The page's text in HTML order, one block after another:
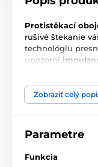
Protistěkací
rušivé štekanie
technológiu
upozorní
Reaguje na
Postupné
Zobraziť celý
Parametre
Funkcia